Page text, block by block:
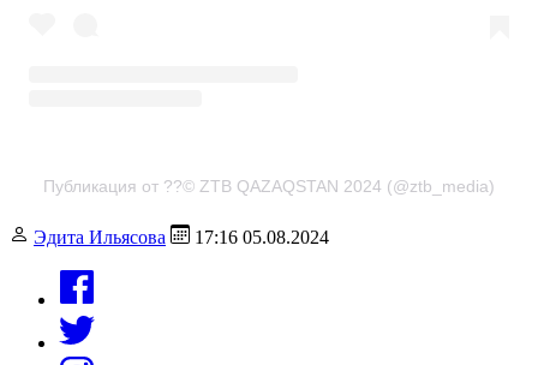
Публикация от ??© ZTB QAZAQSTAN 2024 (@ztb_media)
Эдита Ильясова 17:16 05.08.2024